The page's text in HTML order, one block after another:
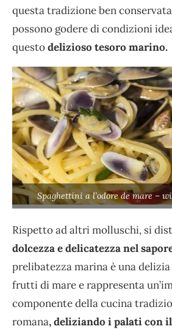
questa tradizione ben
possono godere di condizioni
questodelizioso tesoro marino.
Spaghettini a l’odore de mare –
Rispetto ad altri molluschi, si
dolcezza e delicatezza nel
prelibatezza marina è una
frutti di mare e rappresenta
componente della cucina
romana, deliziando i palati con